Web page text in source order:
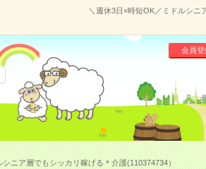
＼週休3日×時短OK／ミドルシニ
会員登
ニア層でもシッカリ稼げる＊介護(110374734）